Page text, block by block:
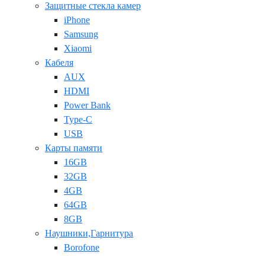
Защитные стекла камер
iPhone
Samsung
Xiaomi
Кабеля
AUX
HDMI
Power Bank
Type-C
USB
Карты памяти
16GB
32GB
4GB
64GB
8GB
Наушники,Гарнитура
Borofone